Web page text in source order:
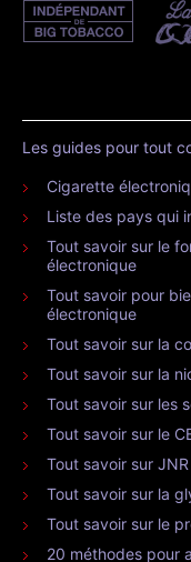
Les guides pour tout
Cigarette
Liste des pays qui
Tout savoir sur le
électronique
Tout savoir pour
électronique
Tout savoir sur la
Tout savoir sur la
Tout savoir sur les
Tout savoir sur le
Tout savoir sur JNR
Tout savoir sur la
Tout savoir sur le
20 méthodes pour